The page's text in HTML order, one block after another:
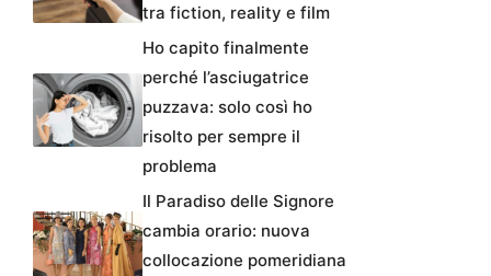
tra fiction, reality e film
Ho capito finalmente
perché l’asciugatrice
puzzava: solo così ho
risolto per sempre il
problema
Il Paradiso delle Signore
cambia orario: nuova
collocazione pomeridiana